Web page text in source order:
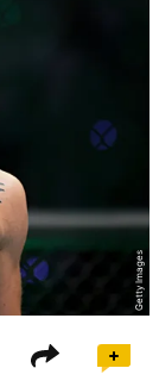
Getty Images